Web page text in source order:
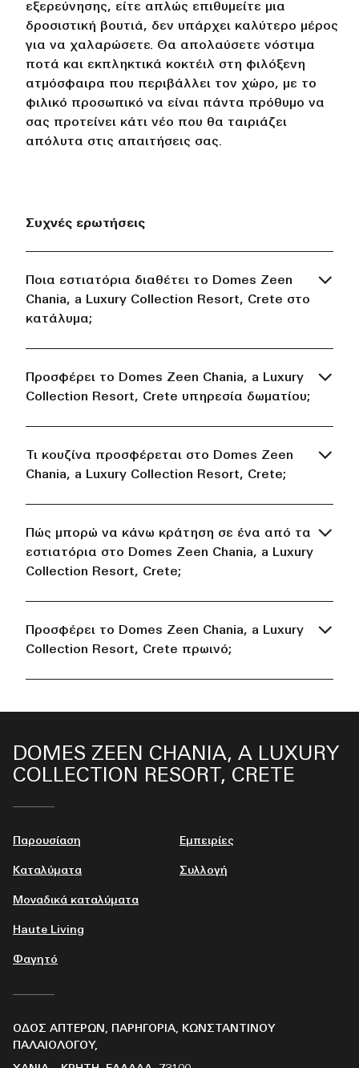
εξερεύνησης, είτε απλώς επιθυμείτε μια
δροσιστική βουτιά, δεν υπάρχει καλύτερο μέρος
για να χαλαρώσετε. Θα απολαύσετε νόστιμα
ποτά και εκπληκτικά κοκτέιλ στη φιλόξενη
ατμόσφαιρα που περιβάλλει τον χώρο, με το
φιλικό προσωπικό να είναι πάντα πρόθυμο να
σας προτείνει κάτι νέο που θα ταιριάζει
απόλυτα στις απαιτήσεις σας.
Συχνές ερωτήσεις
Ποια εστιατόρια διαθέτει το Domes Zeen
Chania, a Luxury Collection Resort, Crete στο
κατάλυμα;
Προσφέρει το Domes Zeen Chania, a Luxury
Collection Resort, Crete υπηρεσία δωματίου;
Τι κουζίνα προσφέρεται στο Domes Zeen
Chania, a Luxury Collection Resort, Crete;
Πώς μπορώ να κάνω κράτηση σε ένα από τα
εστιατόρια στο Domes Zeen Chania, a Luxury
Collection Resort, Crete;
Προσφέρει το Domes Zeen Chania, a Luxury
Collection Resort, Crete πρωινό;
DOMES ZEEN CHANIA, A LUXURY
COLLECTION RESORT, CRETE
Παρουσίαση
Καταλύματα
Μοναδικά καταλύματα
Haute Living
Φαγητό
Εμπειρίες
Συλλογή
ΟΔΌΣ ΑΠΤΈΡΩΝ, ΠΑΡΗΓΟΡΙΆ, ΚΩΝΣΤΑΝΤΊΝΟΥ
ΠΑΛΑΙΟΛΌΓΟΥ,